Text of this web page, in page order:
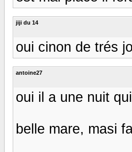
jiji du 14
oui cinon de trés
antoine27
oui il a une nuit
belle mare, masi